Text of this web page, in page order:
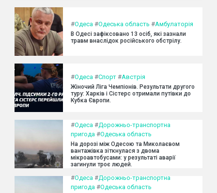
#Одеса #Одеська область #Амбулаторія
В Одесі зафіксовано 13 осіб, які зазнали
травм внаслідок російського обстрілу.
#Одеса #Спорт #Австрія
Жіночий Ліга Чемпіонів. Результати другого
туру: Харків і Сістерс отримали путівки до
Кубка Європи.
#Одеса #Дорожньо-транспортна
пригода #Одеська область
На дорозі між Одесою та Миколаєвом
вантажівка зіткнулася з двома
мікроавтобусами: у результаті аварії
загинули троє людей.
#Одеса #Дорожньо-транспортна
пригода #Одеська область